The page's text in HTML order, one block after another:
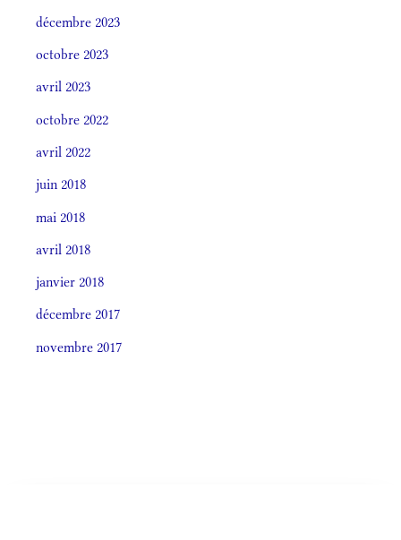
décembre 2023
octobre 2023
avril 2023
octobre 2022
avril 2022
juin 2018
mai 2018
avril 2018
janvier 2018
décembre 2017
novembre 2017